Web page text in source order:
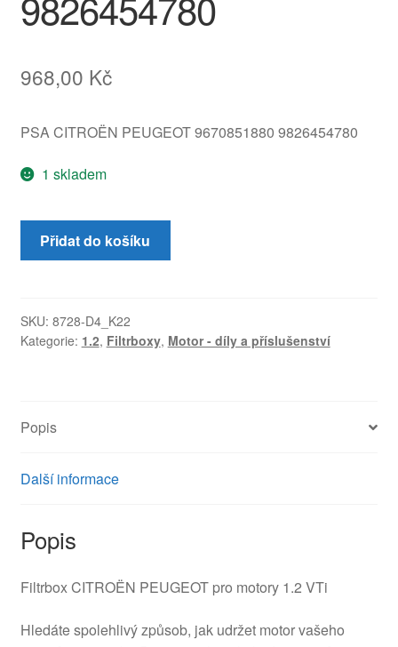
968,00 Kč
PSA CITROËN PEUGEOT 9670851880 9826454780
1 skladem
Filtrbox
Citroën
VTi
9670851880
Přidat do košíku
SKU: 8728-D4_K22
Kategorie: 1.2, Filtrboxy, Motor - díly a příslušenství
Popis
Další informace
Popis
Filtrbox CITROËN PEUGEOT pro motory 1.2 VTi
Hledáte spolehlivý způsob, jak udržet motor vašeho